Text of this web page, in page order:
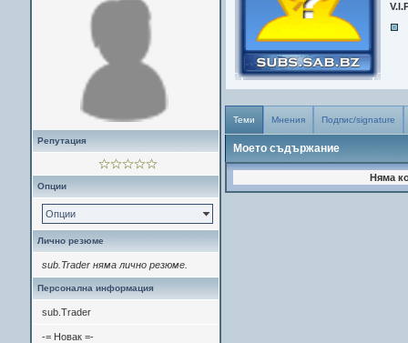
Репутация
Опции
Опции
Лично резюме
sub.Trader няма лично резюме.
Персонална информация
sub.Trader
-= Новак =-
Теми Мнения Подпис/signature
Моето съдържание
Няма